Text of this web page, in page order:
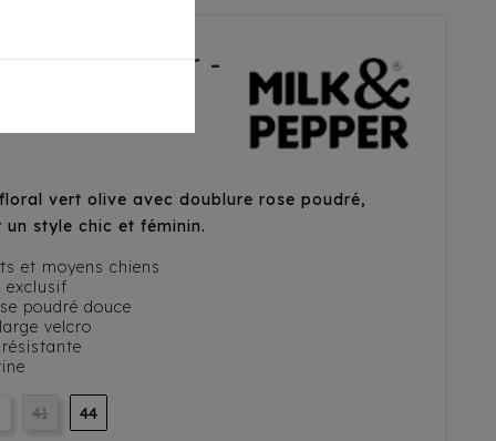
-
vert olive avec doublure rose poudré,
style chic et féminin.
et moyens chiens
exclusif
poudré douce
velcro
41 44